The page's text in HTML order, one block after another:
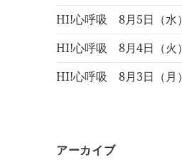
HI!心呼吸 8月5日（水）
HI!心呼吸 8月4日（火）
HI!心呼吸 8月3日（月）
アーカイブ